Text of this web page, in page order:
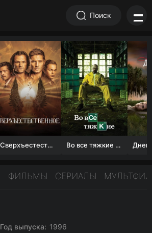
Поиск
Сверхъестественное Во все тяжкие 1-5 сезон
ФИЛЬМЫ СЕРИАЛЫ
Год выпуска: 1996